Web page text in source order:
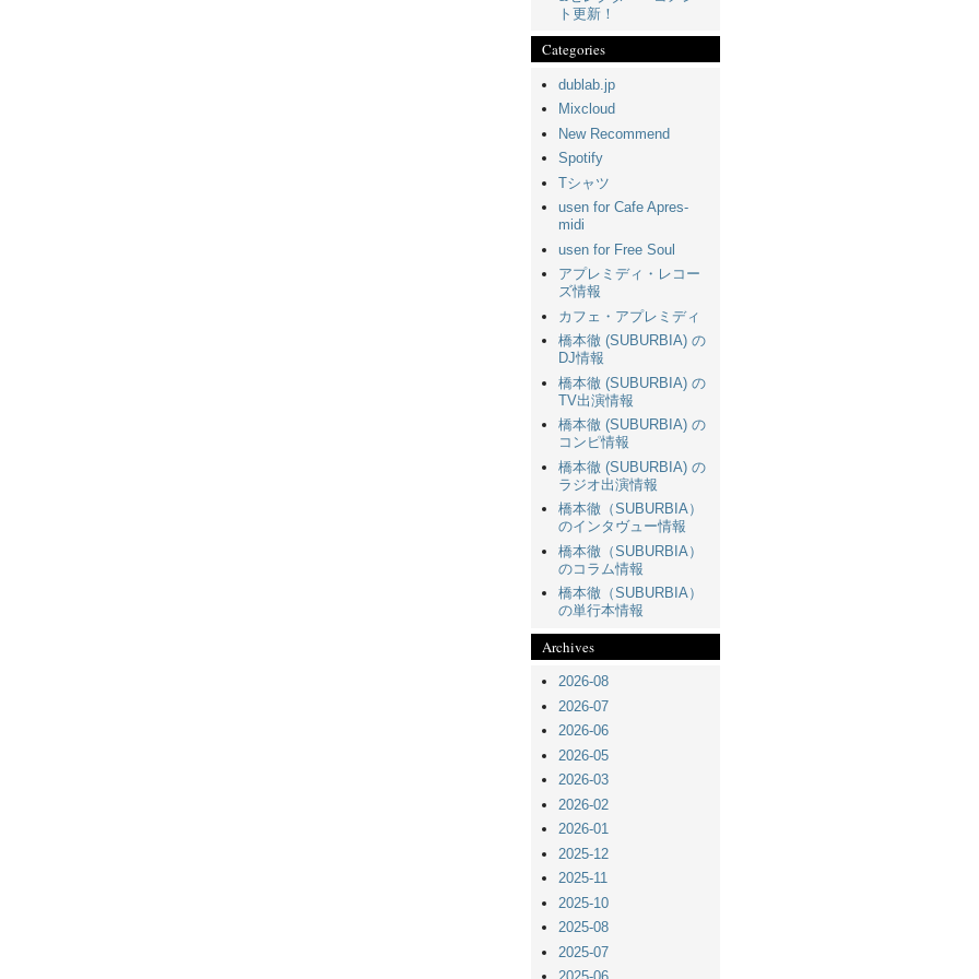
ト更新！
Categories
dublab.jp
Mixcloud
New Recommend
Spotify
Tシャツ
usen for Cafe Apres-
midi
usen for Free Soul
アプレミディ・レコー
ズ情報
カフェ・アプレミディ
橋本徹 (SUBURBIA) の
DJ情報
橋本徹 (SUBURBIA) の
TV出演情報
橋本徹 (SUBURBIA) の
コンピ情報
橋本徹 (SUBURBIA) の
ラジオ出演情報
橋本徹（SUBURBIA）
のインタヴュー情報
橋本徹（SUBURBIA）
のコラム情報
橋本徹（SUBURBIA）
の単行本情報
Archives
2026-08
2026-07
2026-06
2026-05
2026-03
2026-02
2026-01
2025-12
2025-11
2025-10
2025-08
2025-07